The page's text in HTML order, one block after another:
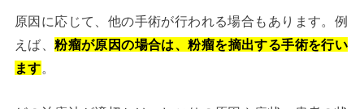
原因に応じて、他の手術が行われる場合もあります。例
えば、粉瘤が原因の場合は、粉瘤を摘出する手術を行い
ます